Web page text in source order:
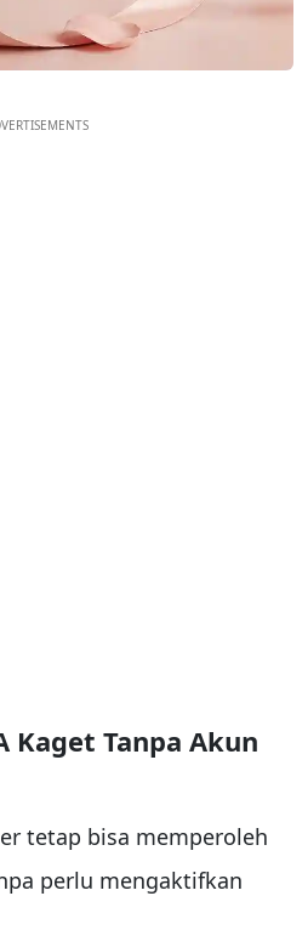
Kaget Tanpa Akun
tetap bisa memperoleh
perlu mengaktifkan